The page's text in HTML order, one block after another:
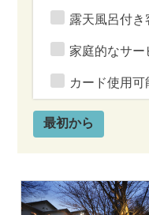
露天風呂付き
家庭的なサー
カード使用可
最初から